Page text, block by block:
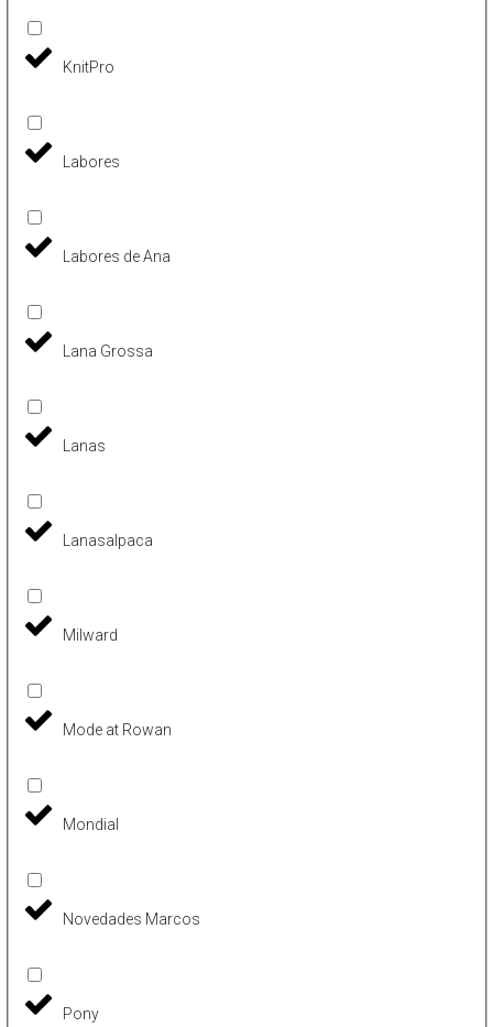
KnitPro
Labores
Labores de Ana
Lana Grossa
Lanas
Lanasalpaca
Milward
Mode at Rowan
Mondial
Novedades Marcos
Pony